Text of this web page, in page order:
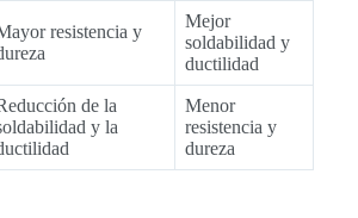
resistencia y
Mejor
soldabilidad y
ductilidad
de la
y la
Menor
resistencia y
dureza